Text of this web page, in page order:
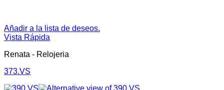
Añadir a la lista de deseos.
Vista Rápida
Renata - Relojeria
373.VS